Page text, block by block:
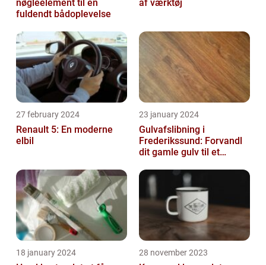
nøgleelement til en
fuldendt bådoplevelse
af værktøj
27 february 2024
Renault 5: En moderne
elbil
23 january 2024
Gulvafslibning i
Frederikssund: Forvandl
dit gamle gulv til et
18 january 2024 28 november 2023